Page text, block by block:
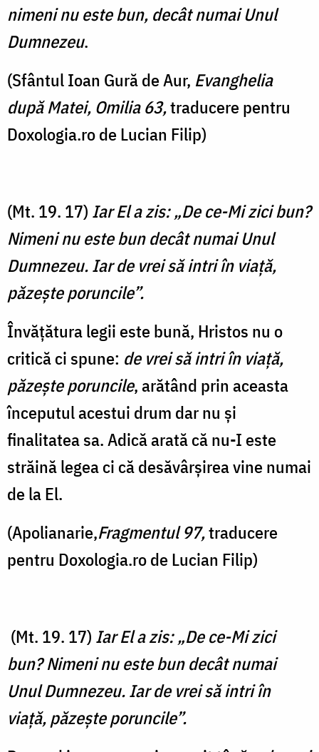
nimeni nu este bun, decât numai Unul
Dumnezeu.
(Sfântul Ioan Gură de Aur, Evanghelia
după Matei, Omilia 63,traducere pentru
Doxologia.ro de Lucian Filip)
(Mt. 19. 17) Iar El a zis: „De ce-Mi zici bun?
Nimeni nu este bun decât numai Unul
Dumnezeu. Iar de vrei să intri în viaţă,
păzeşte poruncile”.
Învățătura legii este bună, Hristos nu o
critică ci spune: de vrei să intri în viaţă,
păzeşte poruncile, arătând prin aceasta
începutul acestui drum dar nu și
finalitatea sa. Adică arată că nu-I este
străină legea ci că desăvârșirea vine numai
de la El.
(Apolianarie,Fragmentul 97,traducere
pentru Doxologia.ro de Lucian Filip)
(Mt. 19. 17) Iar El a zis: „De ce-Mi zici
bun? Nimeni nu este bun decât numai
Unul Dumnezeu. Iar de vrei să intri în
viaţă, păzeşte poruncile”.